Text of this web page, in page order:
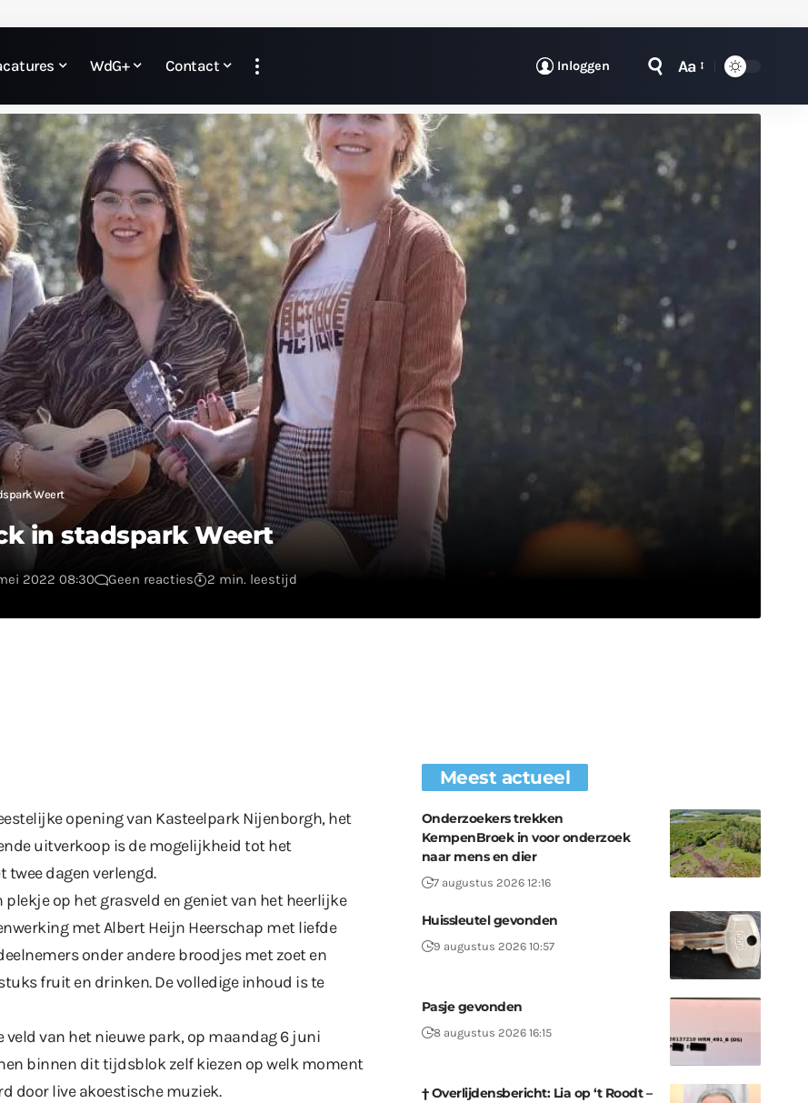
WdG+ Contact Inloggen Aa
Weert
in stadspark Weert
2022 08:30 Geen reacties 2 min. leestijd
opening van Kasteelpark Nijenborgh, het
uitverkoop is de mogelijkheid tot het
twee dagen verlengd.
op het grasveld en geniet van het heerlijke
met Albert Heijn Heerschap met liefde
onder andere broodjes met zoet en
fruit en drinken. De volledige inhoud is te
van het nieuwe park, op maandag 6 juni
binnen dit tijdsblok zelf kiezen op welk moment
door live akoestische muziek.
Meest actueel
Onderzoekers trekken
KempenBroek in voor onderzoek
naar mens en dier
7 augustus 2026 12:16
Huissleutel gevonden
9 augustus 2026 10:57
Pasje gevonden
8 augustus 2026 16:15
† Overlijdensbericht: Lia op ‘t Roodt –